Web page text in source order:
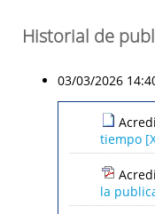
Historial de
03/03/2026
tiempo
la